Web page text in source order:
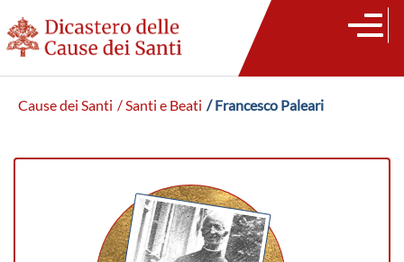
Cause dei Santi / Santi e Beati / Francesco Paleari